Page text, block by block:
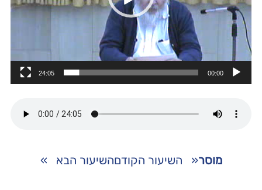
00:00
24:05
מוסר« השיעור הקודםהשיעור הבא »